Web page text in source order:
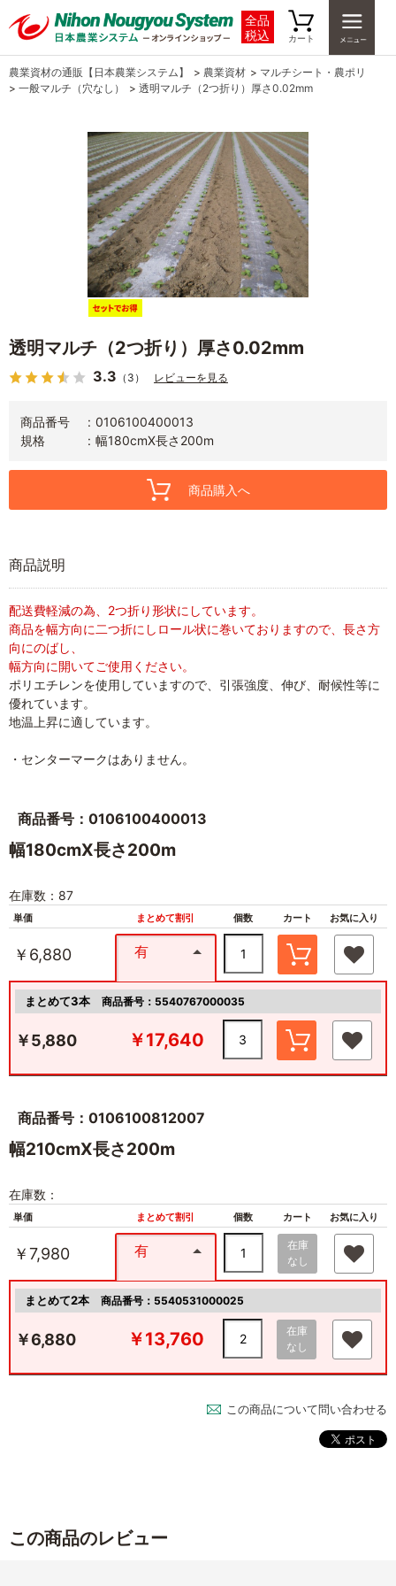
全品
税込
カート
農業資材の通販【日本農業システム】 > 農業資材 > マルチシート・農ポリ
> 一般マルチ（穴なし） > 透明マルチ（2つ折り）厚さ0.02mm
透明マルチ（2つ折り）厚さ0.02mm
3.3 （3） レビューを見る
商品番号
0106100400013
規格
幅180cmX長さ200m
商品購入へ
商品説明
配送費軽減の為、2つ折り形状にしています。
商品を幅方向に二つ折にしロール状に巻いておりますので、長さ方
向にのばし、
幅方向に開いてご使用ください。
ポリエチレンを使用していますので、引張強度、伸び、耐候性等に
優れています。
地温上昇に適しています。
・センターマークはありません。
商品番号：0106100400013
幅180cmX長さ200m
在庫数：87
単価 まとめて割引 個数 カート お気に入り
￥6,880 有
まとめて3本 商品番号：5540767000035
￥5,880 ￥17,640
商品番号：0106100812007
幅210cmX長さ200m
在庫数：
単価 まとめて割引 個数 カート お気に入り
￥7,980 有
在庫
なし
まとめて2本 商品番号：5540531000025
￥6,880 ￥13,760
在庫
なし
この商品について問い合わせる
この商品のレビュー